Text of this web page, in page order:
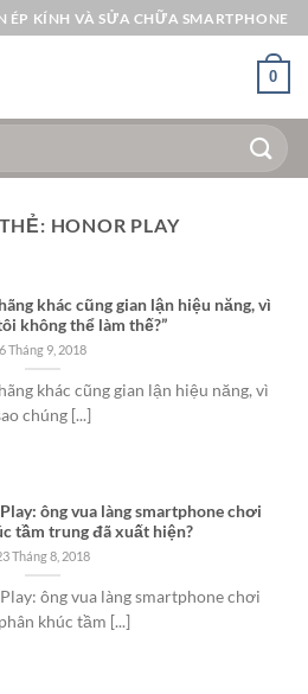
ÉP KÍNH VÀ SỬA CHỮA SMARTPHONE
0
HONOR PLAY
khác cũng gian lận hiệu năng, vì
không thể làm thế?”
6 Tháng 9, 2018
khác cũng gian lận hiệu năng, vì
chúng [...]
ông vua làng smartphone chơi
tầm trung đã xuất hiện?
Tháng 8, 2018
ông vua làng smartphone chơi
khúc tầm [...]